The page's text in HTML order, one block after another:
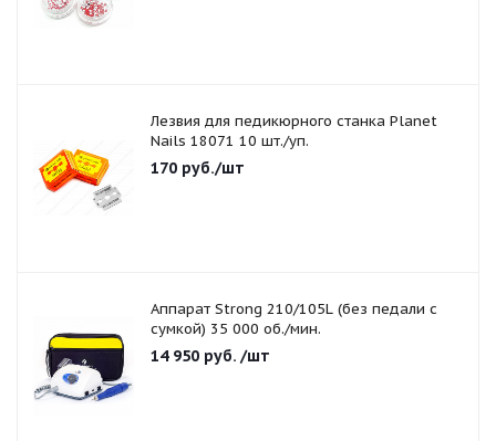
Лезвия для педикюрного станка Planet
Nails 18071 10 шт./уп.
170 руб./шт
Аппарат Strong 210/105L (без педали с
сумкой) 35 000 об./мин.
14 950 руб. /шт